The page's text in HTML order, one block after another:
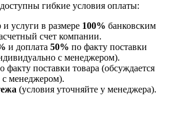
гибкие условия оплаты:
и услуги в размере 100% банковским
счет компании.
и доплата 50% по факту поставки
с менеджером).
факту поставки товара (обсуждается
менеджером).
(условия уточняйте у менеджера).